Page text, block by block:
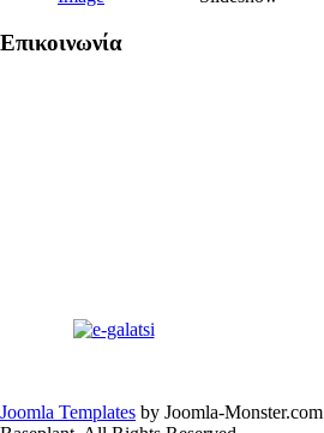
Επικοινωνία
Joomla Templates by Joomla-Monster.com